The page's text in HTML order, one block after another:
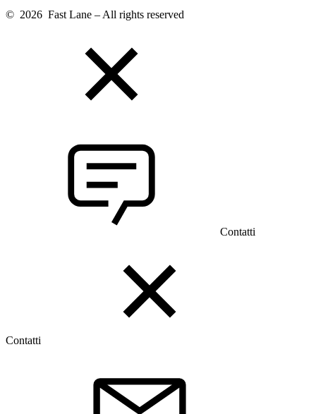
© 2026 Fast Lane – All rights reserved
Contatti
Contatti